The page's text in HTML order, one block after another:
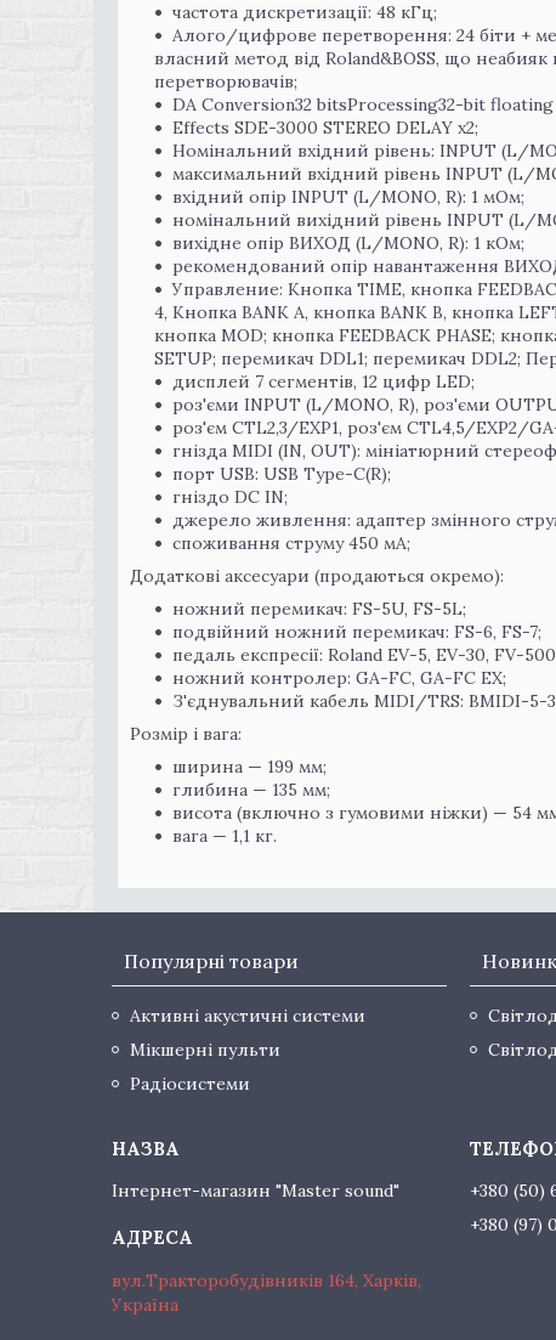
частота дискретизації: 48 кГц;
Алого/цифрове перетворення: 24 біти +
власний метод від Roland&BOSS, що
перетворювачів;
DA Conversion32 bitsProcessing32-bit
Effects SDE-3000 STEREO DELAY x2;
Номінальний вхідний рівень: INPUT (L/
максимальний вхідний рівень INPUT (L/
вхідний опір INPUT (L/MONO, R): 1 мОм;
номінальний вихідний рівень INPUT (L/
вихідне опір ВИХОД (L/MONO, R): 1 кОм;
рекомендований опір навантаження
Управление: Кнопка TIME, кнопка
4, Кнопка BANK A, кнопка BANK B, кнопка
кнопка MOD; кнопка FEEDBACK PHASE;
SETUP; перемикач DDL1; перемикач DDL2;
дисплей 7 сегментів, 12 цифр LED;
роз'єми INPUT (L/MONO, R), роз'єми
роз'єм CTL2,3/EXP1, роз'єм CTL4,5/EXP2/
гнізда MIDI (IN, OUT): мініатюрний
порт USB: USB Type-C(R);
гніздо DC IN;
джерело живлення: адаптер змінного
споживання струму 450 мА;
Додаткові аксесуари (продаються окремо):
ножний перемикач: FS-5U, FS-5L;
подвійний ножний перемикач: FS-6, FS-7;
педаль експресії: Roland EV-5, EV-30, FV-
ножний контролер: GA-FC, GA-FC EX;
З'єднувальний кабель MIDI/TRS: BMIDI-5-
Розмір і вага:
ширина — 199 мм;
глибина — 135 мм;
висота (включно з гумовими ніжки) — 54
вага — 1,1 кг.
Популярні товари
Активні акустичні системи
Мікшерні пульти
Радіосистеми
Інтернет-магазин "Master sound"
вул.Тракторобудівників 164, Харків,
Україна
+380 (50)
+380 (97)